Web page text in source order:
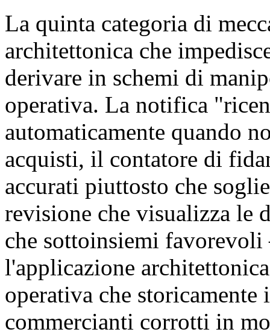
La quinta categoria di
architettonica che
derivare in schemi di
operativa. La notifica
automaticamente quando
acquisti, il contatore di
accurati piuttosto che
revisione che visualizza le
che sottoinsiemi
l'applicazione
operativa che
commercianti corrotti in